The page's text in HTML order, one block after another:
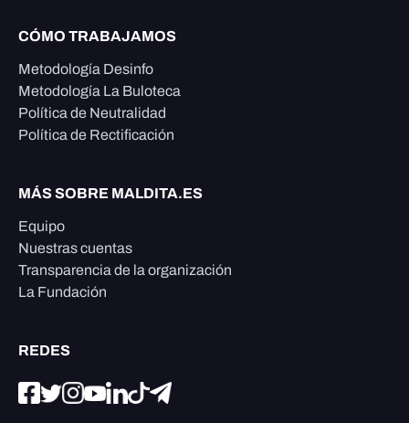
CÓMO TRABAJAMOS
Metodología Desinfo
Metodología La Buloteca
Política de Neutralidad
Política de Rectificación
MÁS SOBRE MALDITA.ES
Equipo
Nuestras cuentas
Transparencia de la organización
La Fundación
REDES